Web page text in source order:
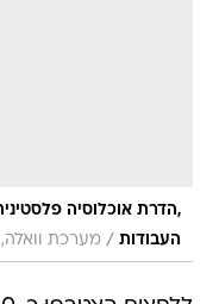
,הדרת אוכלוסיה
העבודות / מערכת וואלה,